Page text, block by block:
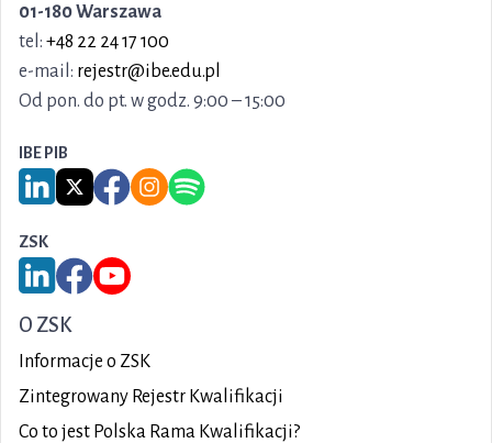
01-180 Warszawa
tel: +48 22 24 17 100
e-mail: rejestr@ibe.edu.pl
Od pon. do pt. w godz. 9:00 – 15:00
IBE PIB
Link do serwisu LinkedIn IBE PIB
Link do serwisu X IBE PIB
Link do Facebook IBE PIB
Link do Instagram IBE PIB
Link do Spotify IBE PIB
ZSK
Link do serwisu LinkedIn ZSK
Link do Facebook ZSK
Link do YouTube ZSK
O ZSK
Informacje o ZSK
Zintegrowany Rejestr Kwalifikacji
Co to jest Polska Rama Kwalifikacji?